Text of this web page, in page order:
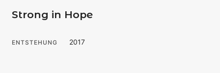
Strong in Hope
ENTSTEHUNG 2017